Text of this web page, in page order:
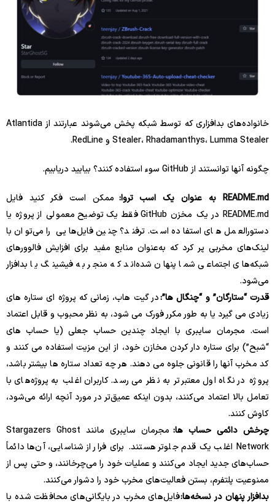
خانواده‌های بدافزاری که توسط شبکه پخش می‌شوند عبارتند از Atlantida
Stealer، Rhadamanthys، Lumma Stealer و RedLine.
چگونه آنها توانستند از GitHub سوء استفاده کنند؟ بیایید دریابیم.
README.md به عنوان یک اسب تروا:
ممکن است فکر کنید فایل
README.md در یک مخزن GitHub فقط یک توضیح معمولی از پروژه یا
دستورالعمل های استفاده است. ترفند؟ چنین فایل‌هایی را می‌توان با
لینک‌های مخربی پر کرد که به‌عنوان منابع مفید برای افزایش فالوورهای
شبکه‌های اجتماعی شما پنهان شده‌اند که منجر به فیشینگ یا بدافزار
می‌شود.
قدرت “ستارگان” و “چنگال ها”:در گیت هاب، زمانی که پروژه ای ستاره های
زیادی می گیرد یا به طور مکرر فورک می شود، به نظر محبوب و قابل اعتماد
است. مجرمان سایبری با ایجاد چندین حساب جعلی (یا حساب های
“شبح”) برای ستاره دار کردن مخازن خود، از این مزیت استفاده می کنند و
کد مخرب آنها را قانونی جلوه می دهند. هر چه تعداد ستاره ها بیشتر باشد،
پروژه در نگاه اول معتبرتر به نظر می رسد. کاربران اغلب به پروژه‌های با
تعامل بالا اعتماد می‌کنند، بدون اینکه عمیق‌تر در مورد آنچه ارائه می‌شود،
کاوش کنند.
چرخش دائمی حساب ها:
مجرمان سایبری مانند Stargazers Ghost
Network اغلب یک قدم جلوتر هستند. برای فرار از شناسایی، آن‌ها دائماً
حساب‌های جدید ایجاد می‌کنند و عملیات خود را می‌چرخانند، و حتی پس از
ممنوعیت پلتفرم، بستن فعالیت‌های مخرب خود را دشوار می‌کنند.
بدافزار پنهان در نسخه‌ها:فایل‌های مخرب در بایگانی‌های محافظت شده با